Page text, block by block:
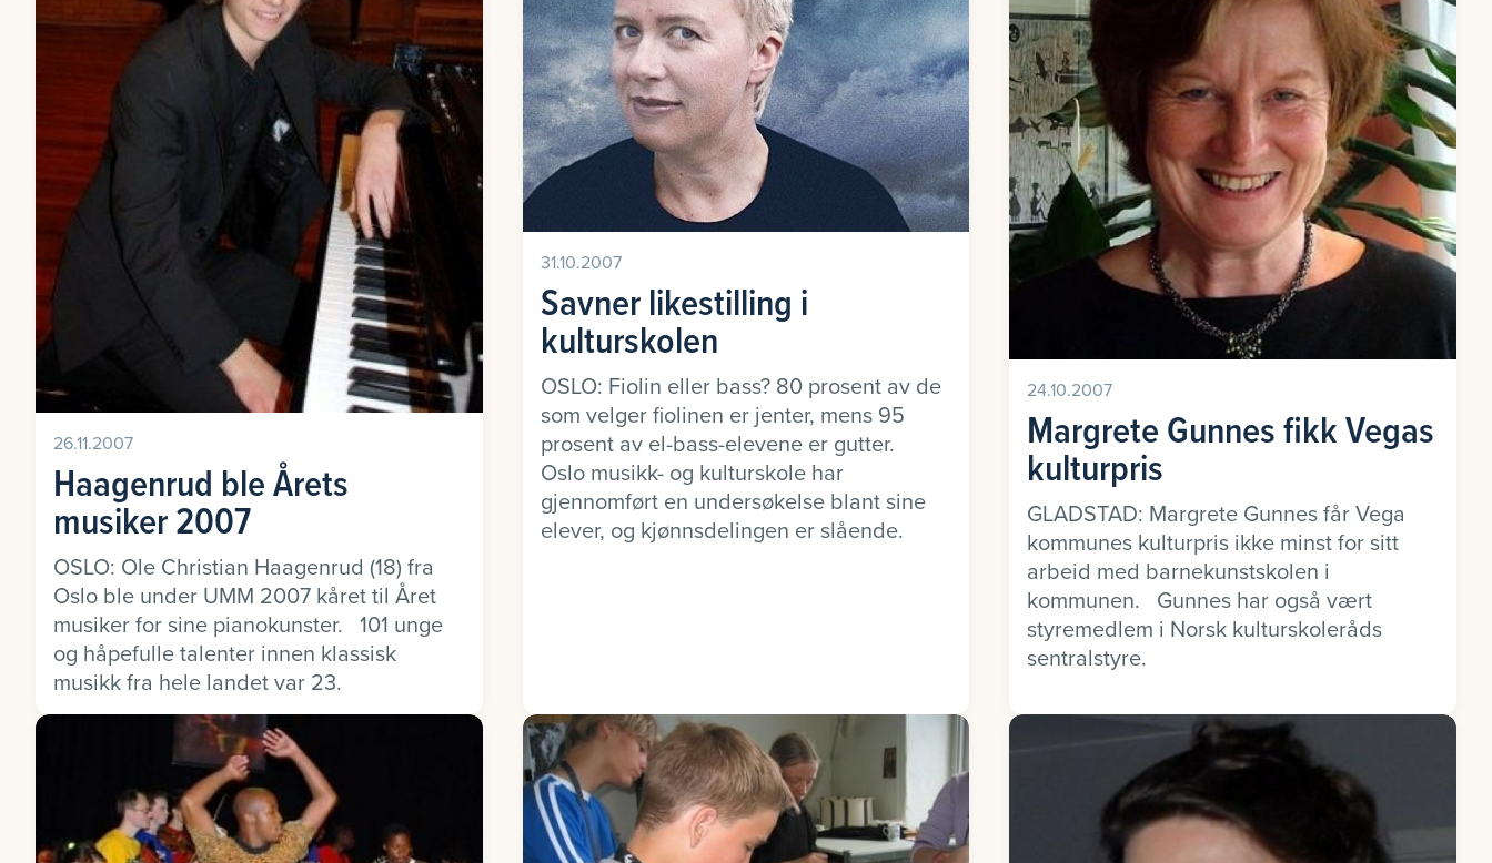
26.11.2007
Haagenrud ble Årets
musiker 2007
OSLO: Ole Christian Haagenrud (18) fra
Oslo ble under UMM 2007 kåret til Året
musiker for sine pianokunster. 101 unge
og håpefulle talenter innen klassisk
musikk fra hele landet var 23.
31.10.2007
Savner likestilling i
kulturskolen
OSLO: Fiolin eller bass? 80 prosent av de
som velger fiolinen er jenter, mens 95
prosent av el-bass-elevene er gutter.
Oslo musikk- og kulturskole har
gjennomført en undersøkelse blant sine
elever, og kjønnsdelingen er slående.
24.10.2007
Margrete Gunnes fikk Vegas
kulturpris
GLADSTAD: Margrete Gunnes får Vega
kommunes kulturpris ikke minst for sitt
arbeid med barnekunstskolen i
kommunen. Gunnes har også vært
styremedlem i Norsk kulturskoleråds
sentralstyre.